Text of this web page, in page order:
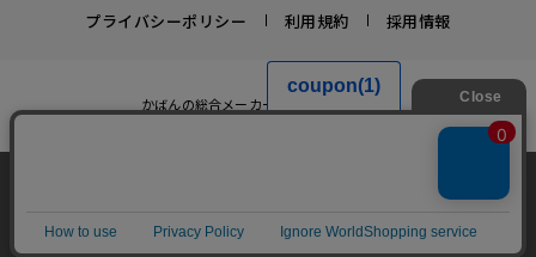
プライバシーポリシー 利用規約 採用情報
かばんの総合メーカー、エース公式サイト
スーツケースビジネスバッグ直営店ならではの豊富なラインナップでご紹介！
Copyright © ACE Co., Ltd. All rights reserved.
詳細はこちら